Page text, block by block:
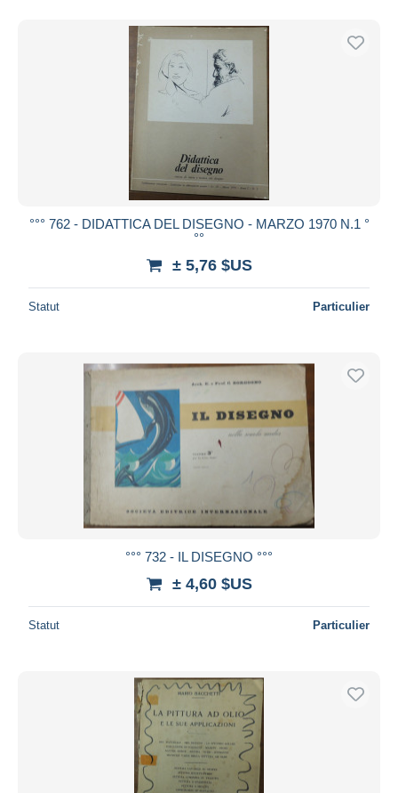
°°° 762 - DIDATTICA DEL DISEGNO - MARZO 1970 N.1 °
°°
± 5,76 $US
Statut Particulier
°°° 732 - IL DISEGNO °°°
± 4,60 $US
Statut Particulier